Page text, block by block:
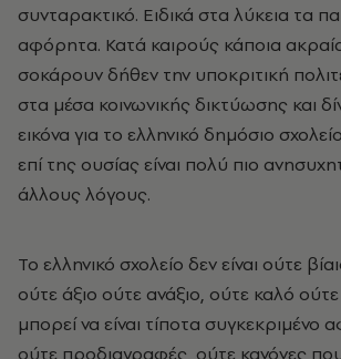
συνταρακτικό. Ειδικά στα λύκεια τα
αφόρητα. Κατά καιρούς κάποια
σοκάρουν δήθεν την υποκριτική
στα μέσα κοινωνικής δικτύωσης και
εικόνα για το ελληνικό δημόσιο
επί της ουσίας είναι πολύ πιο
άλλους λόγους.
Το ελληνικό σχολείο δεν είναι ούτε
ούτε άξιο ούτε ανάξιο, ούτε καλό
μπορεί να είναι τίποτα συγκεκριμένο
ούτε προδιαγραφές, ούτε κανόνες